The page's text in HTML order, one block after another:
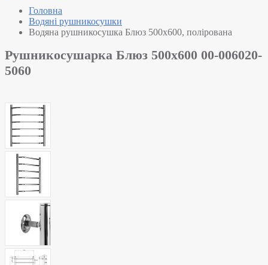
Головна
Водяні рушникосушки
Водяна рушникосушка Блюз 500х600, полірована
Рушникосушарка Блюз 500х600 00-006020-
5060